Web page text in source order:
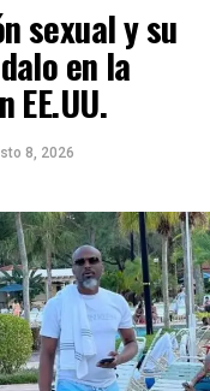
sexual y su
en la
EE.UU.
8, 2026